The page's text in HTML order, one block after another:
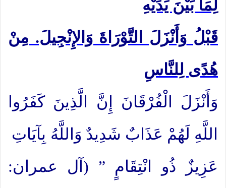
لِمَا بَيْنَ يَدَيْهِ
وَأَنْزَلَ التَّوْرَاةَ وَالإِنْجِيلَ. مِنْ قَبْلُ
هُدًى لِلنَّاسِ
وَأَنْزَلَ الْفُرْقَانَ إِنَّ الَّذِينَ كَفَرُوا
بِآيَاتِ اللَّهِ لَهُمْ عَذَابٌ شَدِيدٌ وَاللَّهُ
عَزِيزٌ ذُو انْتِقَامٍ ” (آل عمران: